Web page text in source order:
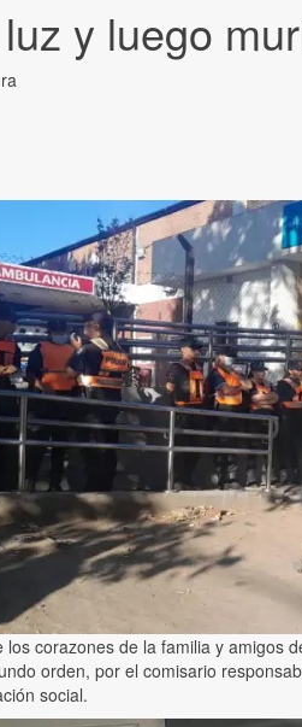
y luego
corazones de la familia y amigos
orden, por el comisario
social.